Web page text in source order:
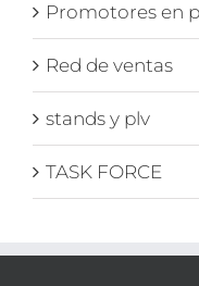
Promotores en
Red de ventas
stands y plv
TASK FORCE